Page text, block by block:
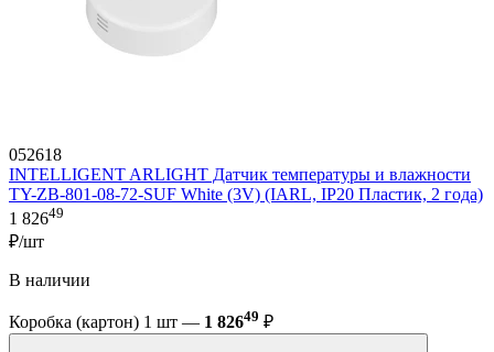
052618
INTELLIGENT ARLIGHT Датчик температуры и влажности
TY-ZB-801-08-72-SUF White (3V) (IARL, IP20 Пластик, 2 года)
1 82649
₽/шт
В наличии
Коробка (картон) 1 шт — 1 82649 ₽